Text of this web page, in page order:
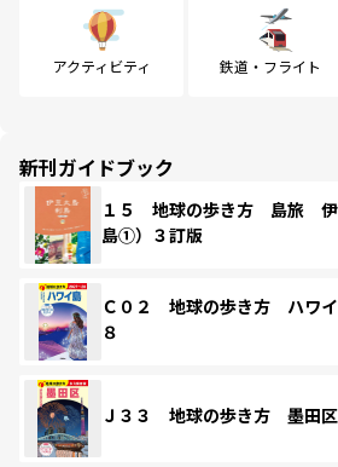
アクティビティ 鉄道・フライト
新刊ガイドブック
１５ 地球の歩き方 島旅
島①）３訂版
Ｃ０２ 地球の歩き方 ハワ
８
Ｊ３３ 地球の歩き方 墨田区